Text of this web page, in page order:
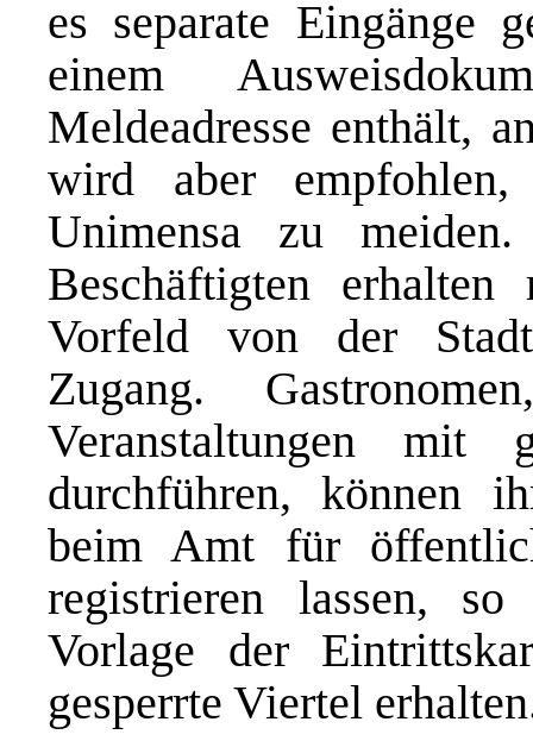
es separate Eingänge
einem
Meldeadresse enthält,
wird aber
Unimensa zu
Beschäftigten
Vorfeld von der
Zugang.
Veranstaltungen mit
durchführen, können
beim Amt für
registrieren lassen,
Vorlage der
gesperrte Viertel